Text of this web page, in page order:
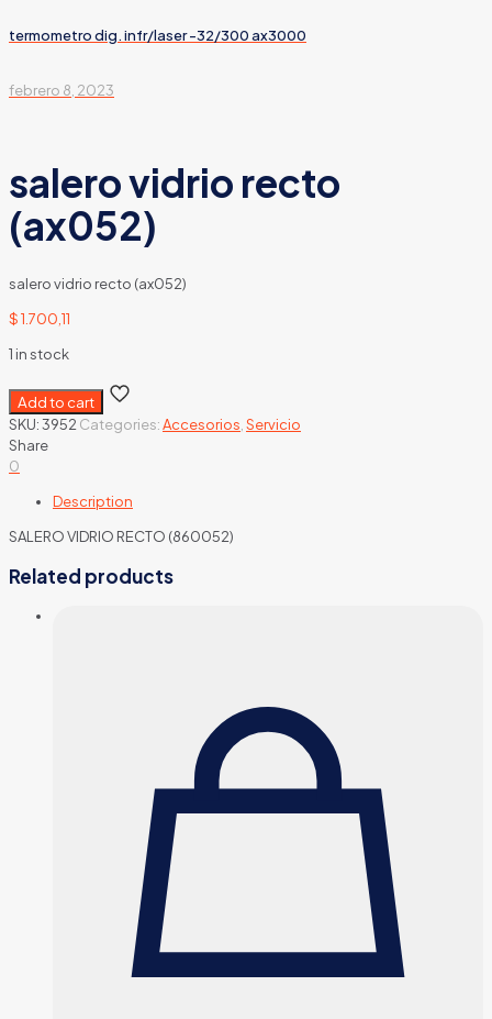
termometro dig. infr/laser -32/300 ax3000
febrero 8, 2023
salero vidrio recto
(ax052)
salero vidrio recto (ax052)
$1.700,11
1 in stock
Add to cart
SKU:3952 Categories:Accesorios Servicio
Share
0
Description
SALERO VIDRIO RECTO (860052)
Related products